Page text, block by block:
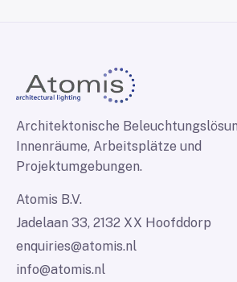
Architektonische
Innenräume, Arbeitsplätze und
Projektumgebungen.
Atomis B.V.
Jadelaan 33, 2132 XX Hoofddorp
enquiries@atomis.nl
info@atomis.nl